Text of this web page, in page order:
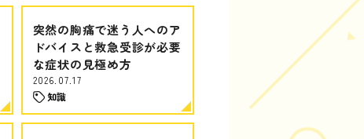
突然の胸痛で迷う人へのア
ドバイスと救急受診が必要
な症状の見極め方
2026.07.17
知識